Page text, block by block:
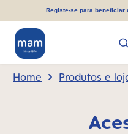
principalRegiste-se para beneficiar
Home Produtos e